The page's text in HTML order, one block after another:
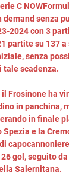
C
senza
2024 con 3
partite su 137
senza
tale scadenza.
Frosinone ha
in panchina,
in finale
e la
gol, seguito
Salernitana.